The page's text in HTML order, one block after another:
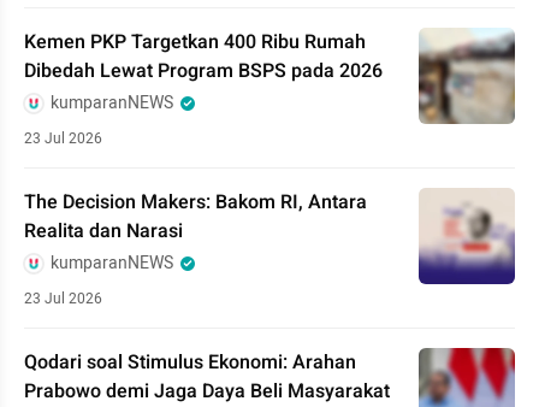
Kemen PKP Targetkan 400 Ribu Rumah
Dibedah Lewat Program BSPS pada 2026
kumparanNEWS
23 Jul 2026
The Decision Makers: Bakom RI, Antara
Realita dan Narasi
kumparanNEWS
23 Jul 2026
Qodari soal Stimulus Ekonomi: Arahan
Prabowo demi Jaga Daya Beli Masyarakat